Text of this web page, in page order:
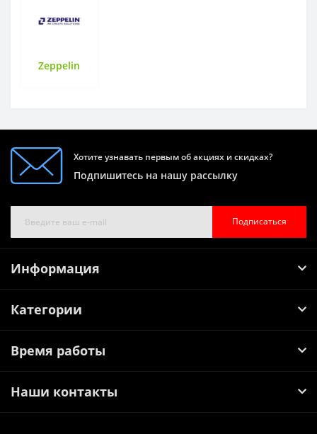
Zeppelin
Хотите узнавать первым об акциях и скидках?
Подпишитесь на нашу рассылку
Подписаться
Информация
Категории
Время работы
Наши контакты